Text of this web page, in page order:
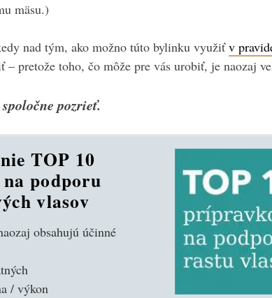
mäsu.)
nad tým, ako možno túto bylinku využiťv
– pretože toho, čo môže pre vás urobiť, je naozaj
pozrieť.
TOP 10
podporu
vlasov
obsahujú účinné
/ výkon